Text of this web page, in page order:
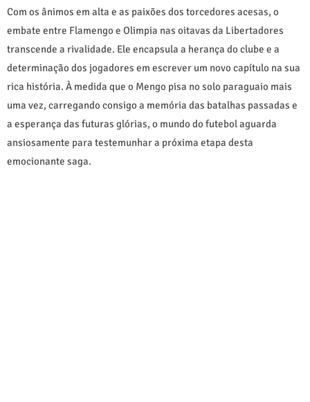
Com os ânimos em alta e as paixões dos torcedores acesas, o
embate entre Flamengo e Olimpia nas oitavas da Libertadores
transcende a rivalidade. Ele encapsula a herança do clube e a
determinação dos jogadores em escrever um novo capítulo na sua
rica história. À medida que o Mengo pisa no solo paraguaio mais
uma vez, carregando consigo a memória das batalhas passadas e
a esperança das futuras glórias, o mundo do futebol aguarda
ansiosamente para testemunhar a próxima etapa desta
emocionante saga.